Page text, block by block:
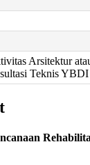
Arsitektur
Teknis YBDI